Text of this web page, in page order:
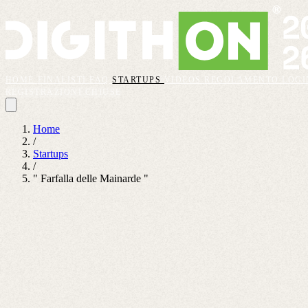
FAQSTARTUPS VIDEOS REGOLAMENTO
Home
/
Startups
/
" Farfalla delle Mainarde "